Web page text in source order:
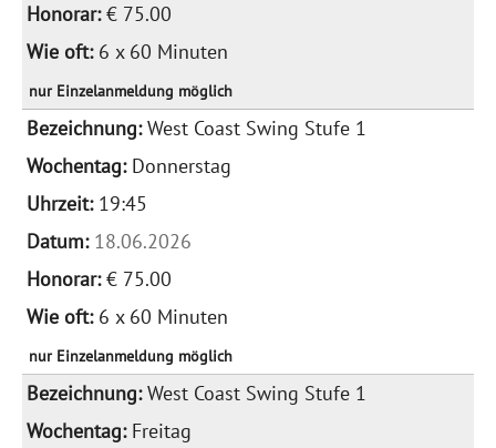
€ 75.00
6 x 60 Minuten
nur Einzelanmeldung möglich
West Coast Swing Stufe 1
Donnerstag
19:45
18.06.2026
€ 75.00
6 x 60 Minuten
nur Einzelanmeldung möglich
West Coast Swing Stufe 1
Freitag